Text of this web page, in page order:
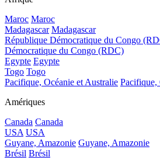
Maroc Maroc
Madagascar Madagascar
République Démocratique du Congo
Démocratique du Congo (RDC)
Egypte Egypte
Togo Togo
Pacifique, Océanie et Australie Pacifique,
Amériques
Canada Canada
USA USA
Guyane, Amazonie Guyane, Amazonie
Brésil Brésil